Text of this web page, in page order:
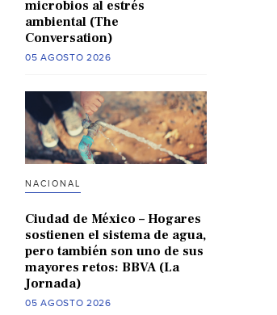
microbios al estrés
ambiental (The
Conversation)
05 AGOSTO 2026
NACIONAL
Ciudad de México – Hogares
sostienen el sistema de agua,
pero también son uno de sus
mayores retos: BBVA (La
Jornada)
05 AGOSTO 2026